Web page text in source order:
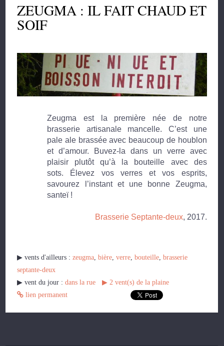
ZEUGMA : IL FAIT CHAUD ET
SOIF
Zeugma est la première née de notre
brasserie artisanale mancelle.
C’est une
pale ale brassée avec beaucoup de houblon
et d’amour.
Buvez-la dans un verre avec
plaisir plutôt qu’à la bouteille avec des
sots.
Élevez vos verres et vos esprits,
savourez l’instant et une bonne Zeugma,
santeï !
Brasserie Septante-deux, 2017.
▶︎ vents d'ailleurs :zeugma ,bière ,verre ,bouteille ,brasserie
septante-deux
▶︎ vent du jour :dans la rue ▶︎ 2 vent(s) de la plaine
lien permanent